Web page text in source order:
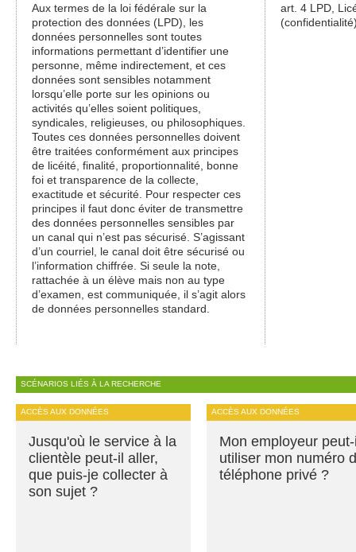
Aux termes de la loi fédérale sur la
protection des données (LPD), les
données personnelles sont toutes
informations permettant d’identifier une
personne, même indirectement, et ces
données sont sensibles notamment
lorsqu’elle porte sur les opinions ou
activités qu’elles soient politiques,
syndicales, religieuses, ou philosophiques.
Toutes ces données personnelles doivent
être traitées conformément aux principes
de licéité, finalité, proportionnalité, bonne
foi et transparence de la collecte,
exactitude et sécurité. Pour respecter ces
principes il faut donc éviter de transmettre
des données personnelles sensibles par
un canal qui n’est pas sécurisé. S’agissant
d’un courriel, le canal doit être sécurisé ou
l’information chiffrée. Si seule la note,
rattachée à un élève mais non au type
d’examen, est communiquée, il s’agit alors
de données personnelles standard.
art. 4 LPD,
SCÉNARIOS LIÉS À LA RECHERCHE
ACCÈS AUX DONNÉES
Jusqu'où le service à la
clientèle peut-il aller,
que puis-je collecter à
son sujet ?
ACCÈS AUX DONNÉES
Mon employeur
utiliser mon numéro
téléphone privé ?